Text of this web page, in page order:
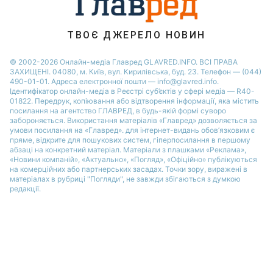
Новини Житомира
ТВОЄ ДЖЕРЕЛО НОВИН
© 2002-2026 Онлайн-медіа Главред GLAVRED.INFO. ВСІ ПРАВА
ЗАХИЩЕНІ. 04080, м. Київ, вул. Кирилівська, буд. 23. Телефон — (044)
490-01-01. Адреса електронної пошти — info@glavred.info.
Ідентифікатор онлайн-медіа в Реєстрі суб’єктів у сфері медіа — R40-
01822. Передрук, копіювання або відтворення інформації, яка містить
посилання на агентство ГЛАВРЕД, в будь-якій формi суворо
забороняється. Використання матеріалів «Главред» дозволяється за
умови посилання на «Главред». для інтернет-видань обов’язковим є
пряме, відкрите для пошукових систем, гіперпосилання в першому
абзаці на конкретний матеріал. Матеріали з плашками «Реклама»,
«Новини компаній», «Актуально», «Погляд», «Офіційно» публікуються
на комерційних або партнерських засадах. Точки зору, виражені в
матеріалах в рубриці "Погляди", не завжди збігаються з думкою
редакції.